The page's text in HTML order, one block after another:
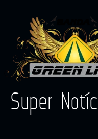
Super